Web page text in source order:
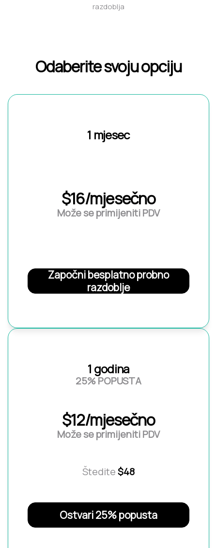
razdoblja
Odaberite svoju opciju
1 mjesec
$16/mjesečno
Može se primijeniti PDV
Započni besplatno probno
razdoblje
1 godina
25% POPUSTA
$12/mjesečno
Može se primijeniti PDV
Štedite$48
Ostvari 25% popusta